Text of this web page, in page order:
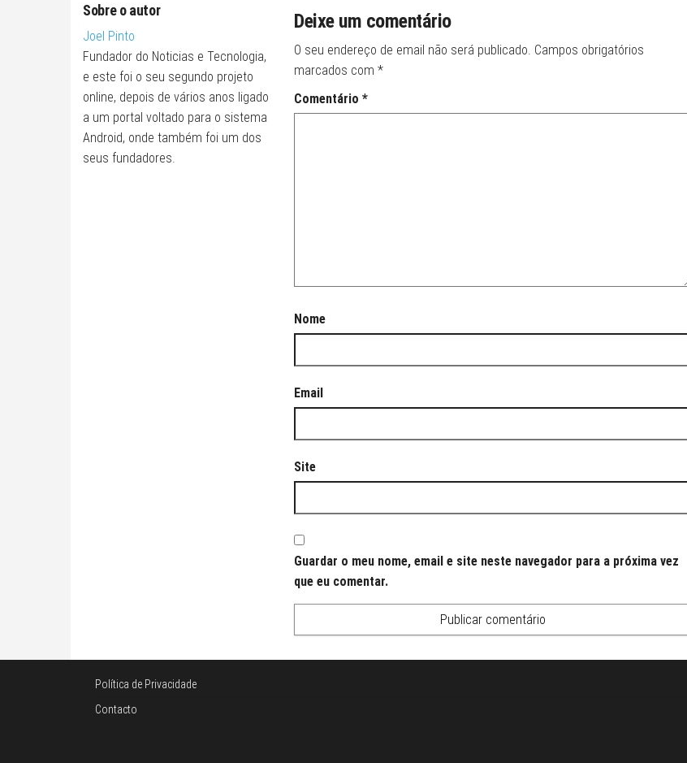
Sobre o autor
Joel Pinto
Fundador do Noticias e Tecnologia,
e este foi o seu segundo projeto
online, depois de vários anos ligado
a um portal voltado para o sistema
Android, onde também foi um dos
seus fundadores.
Deixe um comentário
O seu endereço de email não será publicado. Campos obrigatórios
marcados com *
Comentário *
Nome
Email
Site
Guardar o meu nome, email e site neste navegador para a próxima vez
que eu comentar.
Política de Privacidade
Contacto